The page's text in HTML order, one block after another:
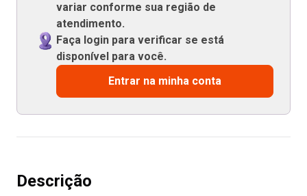
variar conforme sua região de
atendimento.
Faça login para verificar se está
disponível para você.
Entrar na minha conta
Descrição